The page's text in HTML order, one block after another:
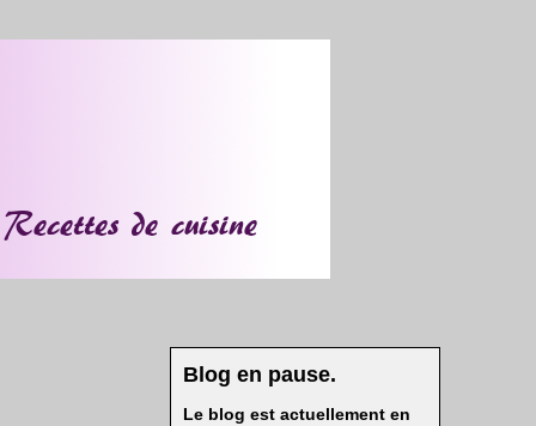
Blog en pause.
Le blog est actuellement en